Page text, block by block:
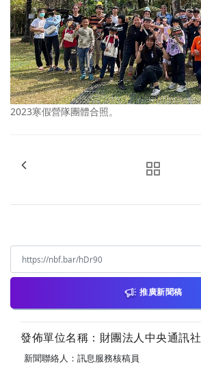
2023寒假營隊團體合照。
推廣新聞稿
發佈單位名稱：財團法人中央通訊社
新聞聯絡人：訊息服務核稿員